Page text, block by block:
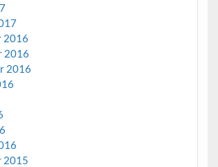
2016
2016
2016
2015